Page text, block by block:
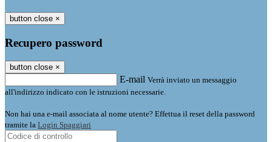
button close ×
Recupero password
button close ×
E-mail Verrà inviato un messaggio
all'indirizzo indicato con le istruzioni necessarie.
Non hai una e-mail associata al nome utente? Effettua il reset della password
tramite la Login Spaggiari